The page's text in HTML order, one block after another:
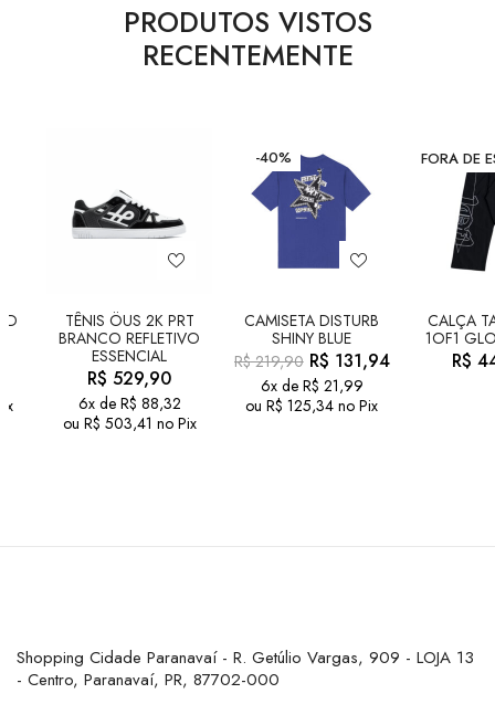
PRODUTOS VISTOS
RECENTEMENTE
TÊNIS ÖUS 2K PRT
BRANCO REFLETIVO
ESSENCIAL
R$ 529,90
6x de R$ 88,32
ou R$ 503,41 no Pix
-40%
CAMISETA DISTURB
SHINY BLUE
R$219,90 R$ 131,94
6x de R$ 21,99
ou R$ 125,34 no Pix
FORA DE
CALÇA
1OF1
R$
Shopping Cidade Paranavaí - R. Getúlio Vargas, 909 - LOJA 13
- Centro, Paranavaí, PR, 87702-000